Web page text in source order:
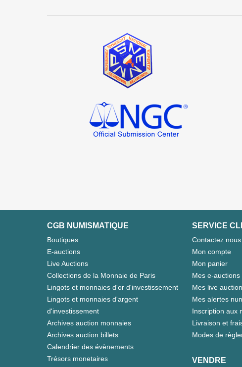
CGB NUMISMATIQUE
Boutiques
E-auctions
Live Auctions
Collections de la Monnaie de Paris
Lingots et monnaies d'or d'investissement
Lingots et monnaies d'argent
d'investissement
Archives auction monnaies
Archives auction billets
Calendrier des évènements
Trésors monetaires
SERVICE
Contactez nous
Mon compte
Mon panier
Mes e-auctions
Mes live
Mes alertes
Inscription aux
Livraison et
Modes de
VENDRE